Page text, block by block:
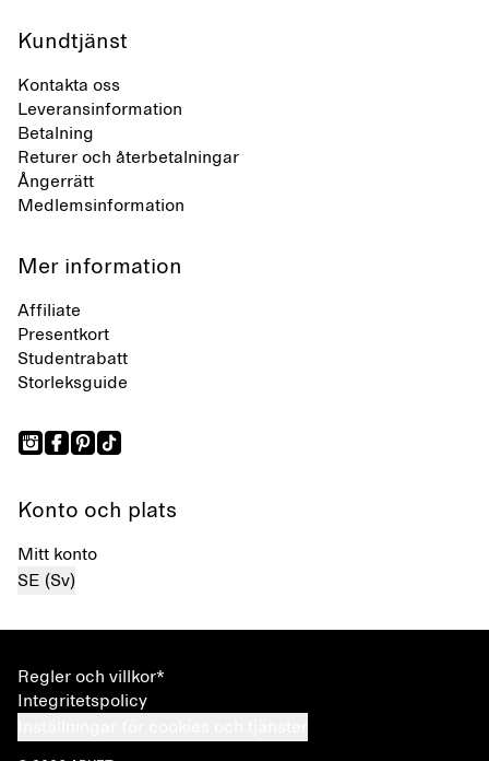
Kundtjänst
Kontakta oss
Leveransinformation
Betalning
Returer och återbetalningar
Ångerrätt
Medlemsinformation
Mer information
Affiliate
Presentkort
Studentrabatt
Storleksguide
Konto och plats
Mitt konto
SE (Sv)
Regler och villkor*
Integritetspolicy